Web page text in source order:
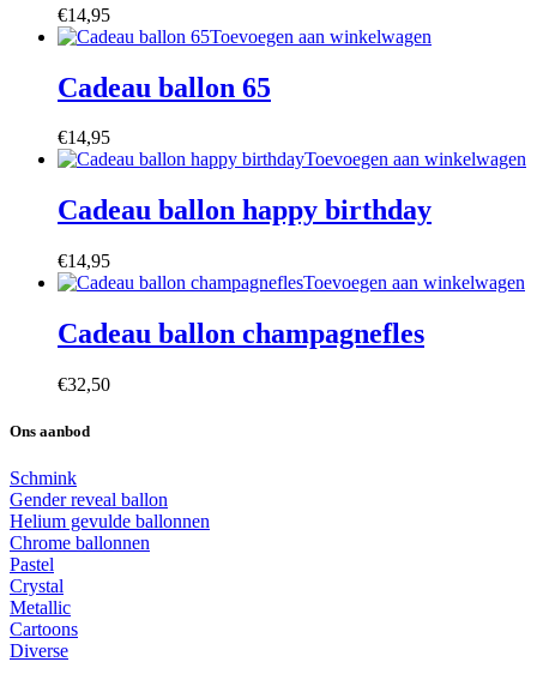
€14,95
Toevoegen aan winkelwagen
Cadeau ballon 65
€14,95
Toevoegen aan winkelwagen
Cadeau ballon happy birthday
€14,95
Toevoegen aan winkelwagen
Cadeau ballon champagnefles
€32,50
Ons aanbod
Schmink
Gender reveal ballon
Helium gevulde ballonnen
Chrome ballonnen
Pastel
Crystal
Metallic
Cartoons
Diverse